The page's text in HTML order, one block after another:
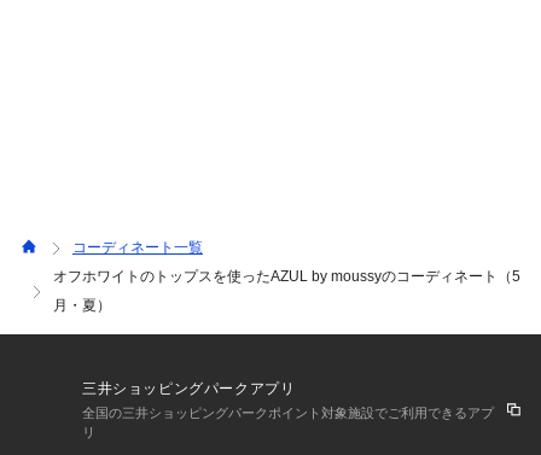
コーディネート一覧
オフホワイトのトップスを使ったAZUL by moussyのコーディネート（5
月・夏）
三井ショッピングパークアプリ
全国の三井ショッピングパークポイント対象施設でご利用できるアプ
リ